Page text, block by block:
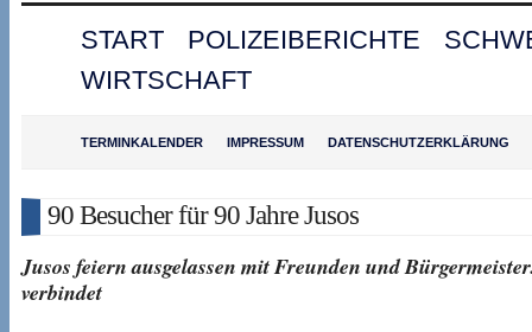
START POLIZEIBERICHTE
WIRTSCHAFT
TERMINKALENDER IMPRESSUM DATENSCHUTZERKLÄRUNG
90 Besucher für 90 Jahre Jusos
Jusos feiern ausgelassen mit Freunden und
verbindet